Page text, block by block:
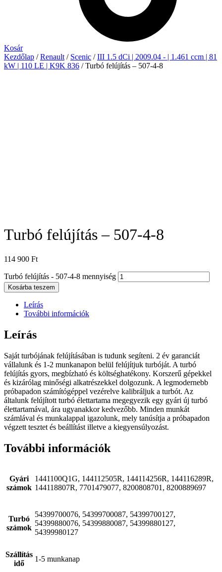
Kosár
Kezdőlap /Renault / Scenic /III 1.5 dCi | 2009.04 - | 1.461 ccm | 81
kW | 110 LE | K9K 836 / Turbó felújítás – 507-4-8
Turbó felújítás – 507-4-8
114 900 Ft
Turbó felújítás - 507-4-8 mennyiség
Kosárba teszem
Leírás
További információk
Leírás
Saját turbójának felújításában is tudunk segíteni. 2 év garanciát
vállalunk és 1-2 munkanapon belül felújítjuk turbóját. A turbó
felújítás gyors, megbízható és költséghatékony. Korszerű gépekkel
és kizárólag minőségi alkatrészekkel dolgozunk. A legmodernebb
próbapadon számítógéppel vezérelve kalibráljuk a turbót. Az
általunk felújított turbó élettartama megegyezik egy gyári új turbó
élettartamával, ára ugyanakkor kedvezőbb. Minden munkát
számlával és munkalappal igazolunk, mely tanúsítja a próbapadon
végzett tesztet és beállítást illetve a kiegyensúlyozást.
További információk
Gyári
számok
1441100Q1G, 144112505R, 144114256R, 144116289R,
144118807R, 7701479077, 8200808701, 8200889697
Turbó
számok
54399700076, 54399700087, 54399700127,
54399880076, 54399880087, 54399880127,
54399980127
Szállítás
idő
1-5 munkanap